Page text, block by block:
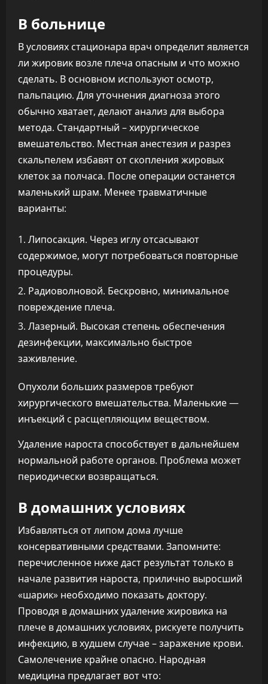
В больнице
В условиях стационара врач определит является
ли жировик возле плеча опасным и что можно
сделать. В основном используют осмотр,
пальпацию. Для уточнения диагноза этого
обычно хватает, делают анализ для выбора
метода. Стандартный – хирургическое
вмешательство. Местная анестезия и разрез
скальпелем избавят от скопления жировых
клеток за полчаса. После операции останется
маленький шрам. Менее травматичные
варианты:
Липосакция. Через иглу отсасывают
содержимое, могут потребоваться повторные
процедуры.
Радиоволновой. Бескровно, минимальное
повреждение плеча.
Лазерный. Высокая степень обеспечения
дезинфекции, максимально быстрое
заживление.
Опухоли больших размеров требуют
хирургического вмешательства. Маленькие —
инъекций с расщепляющим веществом.
Удаление нароста способствует в дальнейшем
нормальной работе органов. Проблема может
периодически возвращаться.
В домашних условиях
Избавляться от липом дома лучше
консервативными средствами. Запомните:
перечисленное ниже даст результат только в
начале развития нароста, прилично выросший
«шарик» необходимо показать доктору.
Проводя в домашних удаление жировика на
плече в домашних условиях, рискуете получить
инфекцию, в худшем случае – заражение крови.
Самолечение крайне опасно. Народная
медицина предлагает вот что: